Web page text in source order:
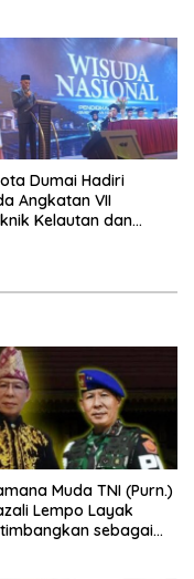
Dumai Hadiri
Angkatan VII
Kelautan dan
Muda TNI (Purn.)
Lempo Layak
sebagai